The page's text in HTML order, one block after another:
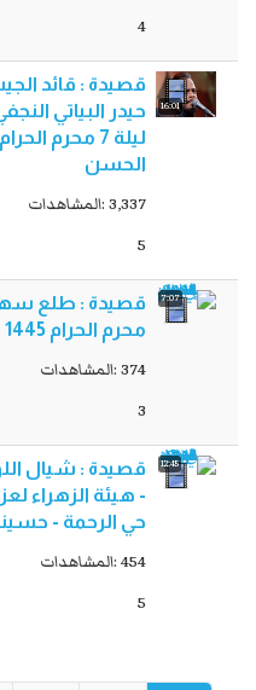
4
16:01
قصيدة : قائد
حيدر البياتي
الحسن
3,337 :المشاهدات
5
7:07
قصيدة : طلع سهم
محرم الحرام 1445 - 2023
374 :المشاهدات
3
12:45
قصيدة : شيال
- هيئة الزهراء
حي الرحمة - حسينة
454 :المشاهدات
5